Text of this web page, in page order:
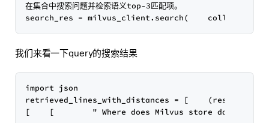
在集合中搜索问题并检索语义top-3匹配项。
我们来看一下query的搜索结果
import json
retrieved_lines_with_distances = [